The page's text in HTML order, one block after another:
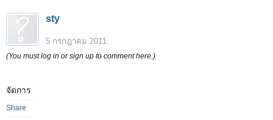
sty
5 กรกฎาคม 2011
(You must log in or sign up to comment here.)
จัดการ
Share